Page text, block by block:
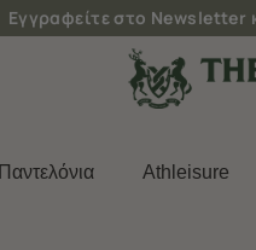
Εγγραφείτε στο Newsletter
Παντελόνια Athleisure